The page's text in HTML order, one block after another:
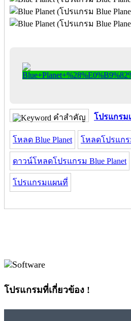
คำสำคัญ โปรแกรม
โหลด Blue Planet โหลดโปรแกร
ดาวน์โหลดโปรแกรม Blue Planet
โปรแกรมแผนที่
โปรแกรมที่เกี่ยวข้อง !